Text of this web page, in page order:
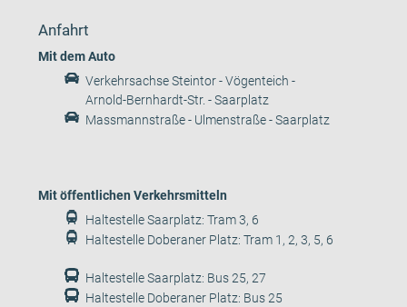
Anfahrt
Mit dem Auto
Verkehrsachse Steintor - Vögenteich -
Arnold-Bernhardt-Str. - Saarplatz
Massmannstraße - Ulmenstraße - Saarplatz
Mit öffentlichen Verkehrsmitteln
Haltestelle Saarplatz: Tram 3, 6
Haltestelle Doberaner Platz: Tram 1, 2, 3, 5, 6
Haltestelle Saarplatz: Bus 25, 27
Haltestelle Doberaner Platz: Bus 25